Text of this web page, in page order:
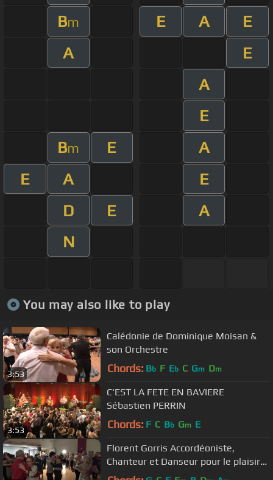
Bm E A
E
A
E
A
E
Bm E
A
E
A
E
D
E
A
N
You may also like to play
3:53
Calédonie de Dominique Moisan &
son Orchestre
Chords: Bb F Eb C Gm Dm
3:53
C'EST LA FETE EN BAVIERE
Sébastien PERRIN
Chords: F C Bb Gm E
Florent Gorris Accordéoniste,
Chanteur et Danseur pour le plaisir
de ses dames